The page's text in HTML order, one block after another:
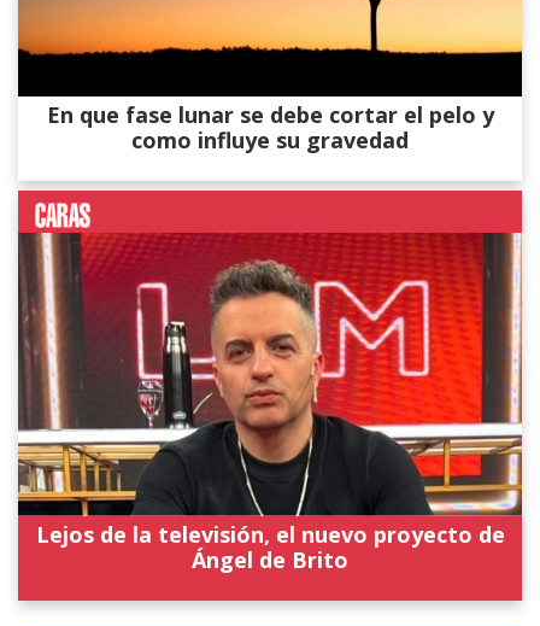
En que fase lunar se debe cortar el pelo y
como influye su gravedad
Lejos de la televisión, el nuevo proyecto de
Ángel de Brito